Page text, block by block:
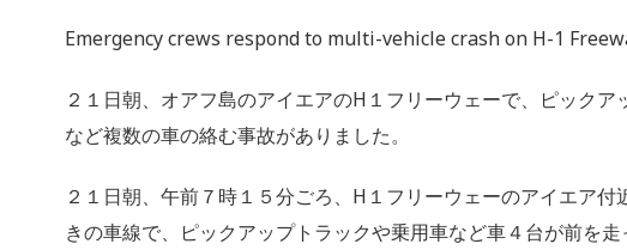
Emergency crews respond to multi-vehicle crash on H-1
２１日朝、オアフ島のアイエアのH１フリーウェーで、ピックア
など複数の車の絡む事故がありました。
２１日朝、午前７時１５分ごろ、H１フリーウェーのアイエア付
きの車線で、ピックアップトラックや乗用車など車４台が前を